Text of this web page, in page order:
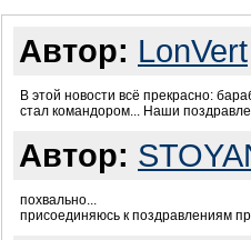
Автор: LonVert
В этой новости всё прекрасно:
стал командором... Наши
Автор:
похвально...
присоединяюсь к поздравлениям